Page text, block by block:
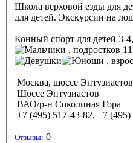
Школа верховой езды для
для детей. Экскурсии на
Конный спорт для детей 3-
, подростков
,
Москва, шоссе
Шоссе Энтузиастов
ВАО/р-н Соколиная Гора
+7 (495) 517-43-82, +7 (495)
Отзывы: 0